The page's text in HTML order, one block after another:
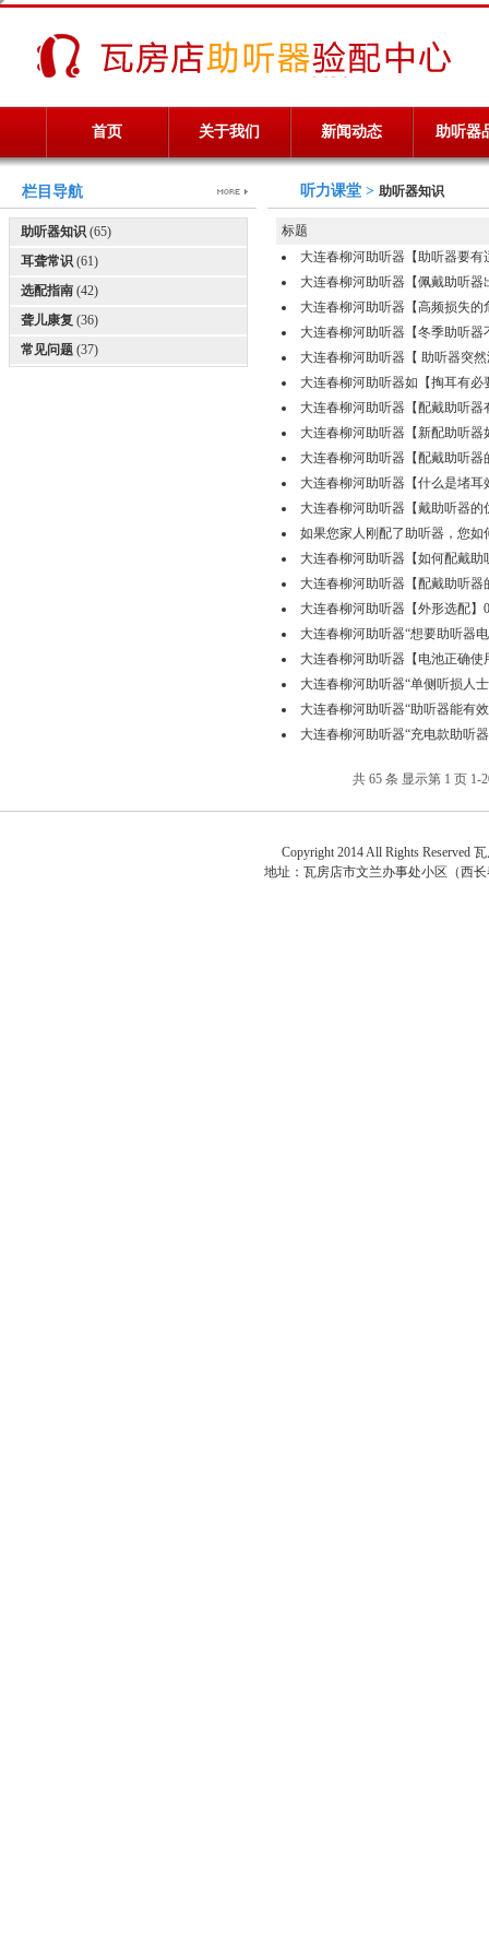
首页 关于我们 新闻动态 助听器
栏目导航
助听器知识 (65)
耳聋常识 (61)
选配指南 (42)
聋儿康复 (36)
常见问题 (37)
听力课堂 > 助听器知识
标题
大连春柳河助听器【助听器要有
大连春柳河助听器【佩戴助听器
大连春柳河助听器【高频损失的
大连春柳河助听器【冬季助听器
大连春柳河助听器【 助听器突
大连春柳河助听器如【掏耳有必
大连春柳河助听器【配戴助听器
大连春柳河助听器【新配助听器
大连春柳河助听器【配戴助听器
大连春柳河助听器【什么是堵耳
大连春柳河助听器【戴助听器的
如果您家人刚配了助听器，您如
大连春柳河助听器【如何配戴助
大连春柳河助听器【配戴助听器
大连春柳河助听器【外形选配】
大连春柳河助听器“想要助听器
大连春柳河助听器【电池正确使
大连春柳河助听器“单侧听损人
大连春柳河助听器“助听器能有
大连春柳河助听器“充电款助听
共 65 条 显示第 1 页 1-
Copyright 2014 All Rights Reserved
地址： 瓦房店市文兰办事处小区（西